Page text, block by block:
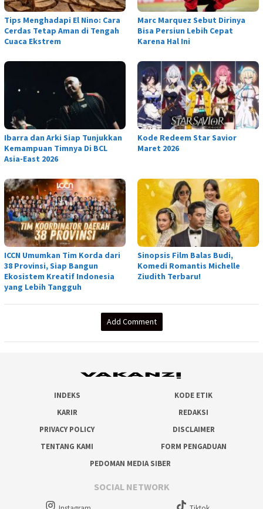
Tips Menghadapi El Nino: Cara
Cerdas Tetap Aman di Tengah
Cuaca Ekstrem
Marc Marquez Sebut Dirinya
Bisa Persiun Lebih Cepat
Karena Hal Ini
Ibarra dan Arki Siap Tunjukkan
Kemampuan Timnya Di BCL
Asia-East 2026
Kode Redeem Star Savior
Maret 2026
ICCN Umumkan Tim Korda dari
38 Provinsi, Siap Bangun
Ekosistem Kreatif Indonesia
yang Lebih Tangguh
Sinopsis Film Balas Budi,
Komedi Romantis Michelle
Ziudith Terbaru!
Add Comment
INDEKS
KODE ETIK
KARIR
REDAKSI
PRIVACY POLICY
DISCLAIMER
TENTANG KAMI
FORM PENGADUAN
PEDOMAN MEDIA SIBER
SOCIAL NETWORK